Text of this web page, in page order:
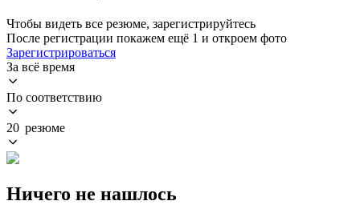
Чтобы видеть все резюме, зарегистрируйтесь
После регистрации покажем ещё 1 и откроем фото
Зарегистрироваться
За всё время
По соответствию
20 резюме
Ничего не нашлось